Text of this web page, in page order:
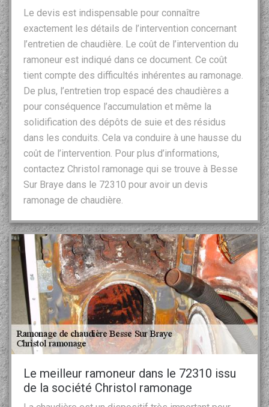
Le devis est indispensable pour connaître
exactement les détails de l’intervention concernant
l’entretien de chaudière. Le coût de l’intervention du
ramoneur est indiqué dans ce document. Ce coût
tient compte des difficultés inhérentes au ramonage.
De plus, l’entretien trop espacé des chaudières a
pour conséquence l’accumulation et même la
solidification des dépôts de suie et des résidus
dans les conduits. Cela va conduire à une hausse du
coût de l’intervention. Pour plus d’informations,
contactez Christol ramonage qui se trouve à Besse
Sur Braye dans le 72310 pour avoir un devis
ramonage de chaudière.
Le meilleur ramoneur dans le 72310 issu
de la société Christol ramonage